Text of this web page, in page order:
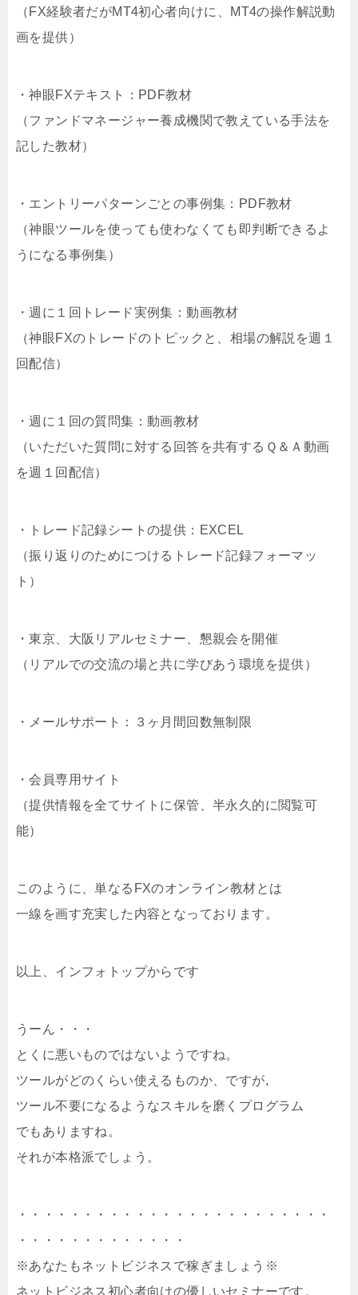
（FX経験者だがMT4初心者向けに、MT4の操作解説動
画を提供）
・神眼FXテキスト：PDF教材
（ファンドマネージャー養成機関で教えている手法を
記した教材）
・エントリーパターンごとの事例集：PDF教材
（神眼ツールを使っても使わなくても即判断できるよ
うになる事例集）
・週に１回トレード実例集：動画教材
（神眼FXのトレードのトピックと、相場の解説を週１
回配信）
・週に１回の質問集：動画教材
（いただいた質問に対する回答を共有するＱ＆Ａ動画
を週１回配信）
・トレード記録シートの提供：EXCEL
（振り返りのためにつけるトレード記録フォーマッ
ト）
・東京、大阪リアルセミナー、懇親会を開催
（リアルでの交流の場と共に学びあう環境を提供）
・メールサポート：３ヶ月間回数無制限
・会員専用サイト
（提供情報を全てサイトに保管、半永久的に閲覧可
能）
このように、単なるFXのオンライン教材とは
一線を画す充実した内容となっております。
以上、インフォトップからです
うーん・・・
とくに悪いものではないようですね。
ツールがどのくらい使えるものか、ですが,
ツール不要になるようなスキルを磨くプログラム
でもありますね。
それが本格派でしょう。
・・・・・・・・・・・・・・・・・・・・・・・・
・・・・・・・・・・・・・
※あなたもネットビジネスで稼ぎましょう※
ネットビジネス初心者向けの優しいセミナーです。